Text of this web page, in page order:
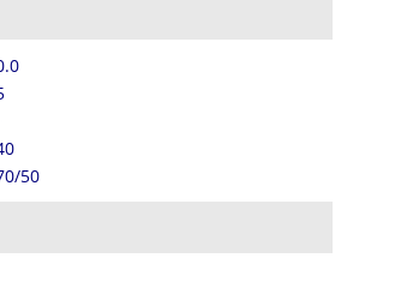
50